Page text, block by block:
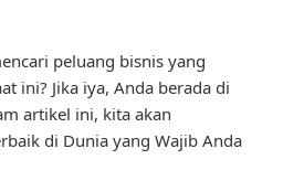
peluang bisnis yang
ini? Jika iya, Anda berada di
artikel ini, kita akan
di Dunia yang Wajib Anda